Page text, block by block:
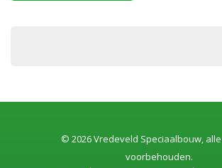
© 2026 Vredeveld Speciaalbouw,
voorbehouden.